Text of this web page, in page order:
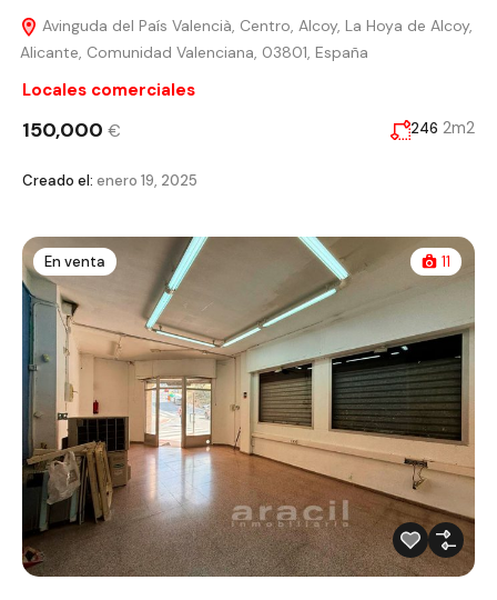
Avinguda del País Valencià, Centro, Alcoy, La Hoya de Alcoy,
Alicante, Comunidad Valenciana, 03801, España
Locales comerciales
150,000 € 246 2m2
Creado el: enero 19, 2025
En venta 11